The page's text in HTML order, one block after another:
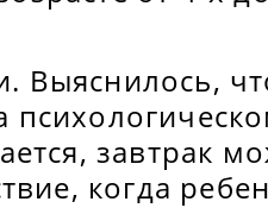
Выяснилось,
завтрак
когда